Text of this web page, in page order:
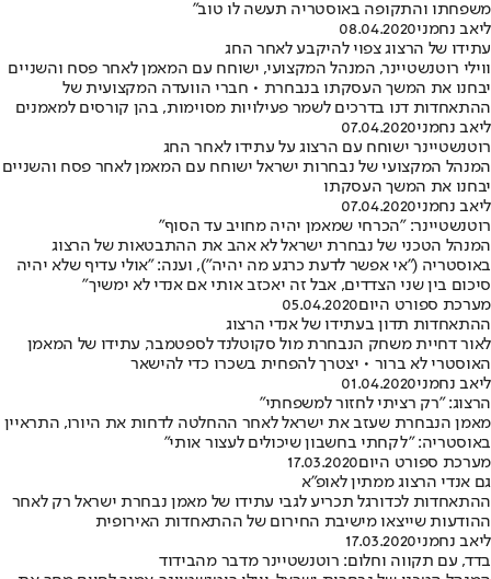
משפחתו והתקופה באוסטריה תעשה לו טוב"
ליאב נחמני08.04.2020
עתידו של הרצוג צפוי להיקבע לאחר החג
ווילי רוטנשטיינר, המנהל המקצועי, ישוחח עם המאמן לאחר פסח והשניים
יבחנו את המשך העסקתו בנבחרת • חברי הוועדה המקצועית של
ההתאחדות דנו בדרכים לשמר פעילויות מסוימות, בהן קורסים למאמנים
ליאב נחמני07.04.2020
רוטנשטיינר ישוחח עם הרצוג על עתידו לאחר החג
המנהל המקצועי של נבחרות ישראל ישוחח עם המאמן לאחר פסח והשניים
יבחנו את המשך העסקתו
ליאב נחמני07.04.2020
רוטנשטיינר: "הכרחי שמאמן יהיה מחויב עד הסוף"
המנהל הטכני של נבחרת ישראל לא אהב את ההתבטאות של הרצוג
באוסטריה ("אי אפשר לדעת כרגע מה יהיה"), וענה: "אולי עדיף שלא יהיה
סיכום בין שני הצדדים, אבל זה יאכזב אותי אם אנדי לא ימשיך"
מערכת ספורט היום05.04.2020
ההתאחדות תדון בעתידו של אנדי הרצוג
לאור דחיית משחק הנבחרת מול סקוטלנד לספטמבר, עתידו של המאמן
האוסטרי לא ברור • יצטרך להפחית בשכרו כדי להישאר
ליאב נחמני01.04.2020
הרצוג: "רק רציתי לחזור למשפחתי"
מאמן הנבחרת שעזב את ישראל לאחר ההחלטה לדחות את היורו, התראיין
באוסטריה: "לקחתי בחשבון שיכולים לעצור אותי"
מערכת ספורט היום17.03.2020
גם אנדי הרצוג ממתין לאופ"א
ההתאחדות לכדורגל תכריע לגבי עתידו של מאמן נבחרת ישראל רק לאחר
ההודעות שייצאו מישיבת החירום של ההתאחדות האירופית
ליאב נחמני17.03.2020
בדד, עם תקווה וחלום: רוטנשטיינר מדבר מהבידוד